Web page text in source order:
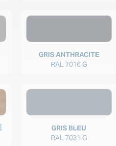
GRIS ANTHRACITE
RAL 7016 G
GRIS BLEU
RAL 7031 G